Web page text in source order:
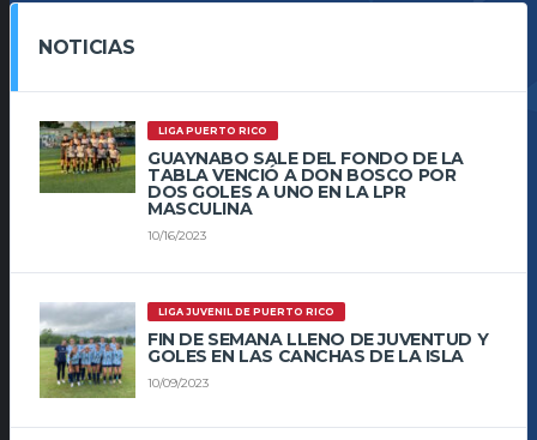
NOTICIAS
LIGA PUERTO RICO
GUAYNABO SALE DEL FONDO DE LA
TABLA VENCIÓ A DON BOSCO POR
DOS GOLES A UNO EN LA LPR
MASCULINA
10/16/2023
LIGA JUVENIL DE PUERTO RICO
FIN DE SEMANA LLENO DE JUVENTUD Y
GOLES EN LAS CANCHAS DE LA ISLA
10/09/2023